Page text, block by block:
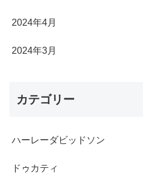
2024年4月
2024年3月
カテゴリー
ハーレーダビッドソン
ドゥカティ